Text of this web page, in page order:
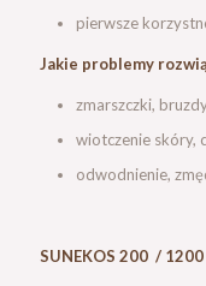
pierwsze
Jakie problemy
zmarszczki,
wiotczenie skóry,
odwodnienie,
SUNEKOS 200 / 1200